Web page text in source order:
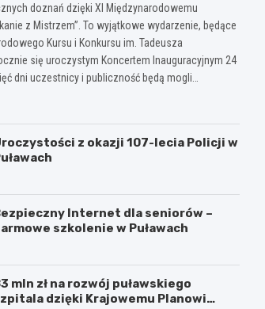
doznań dzięki XI Międzynarodowemu
z Mistrzem”. To wyjątkowe wydarzenie, będące
Kursu i Konkursu im. Tadeusza
się uroczystym Koncertem Inauguracyjnym 24
dni uczestnicy i publiczność będą mogli…
z okazji 107-lecia Policji w
Internet dla seniorów –
szkolenie w Puławach
mln zł na rozwój puławskiego
dzięki Krajowemu Planowi